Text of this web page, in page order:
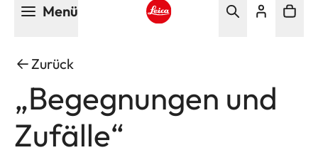
Menü
Zurück
„Begegnungen und
Zufälle“